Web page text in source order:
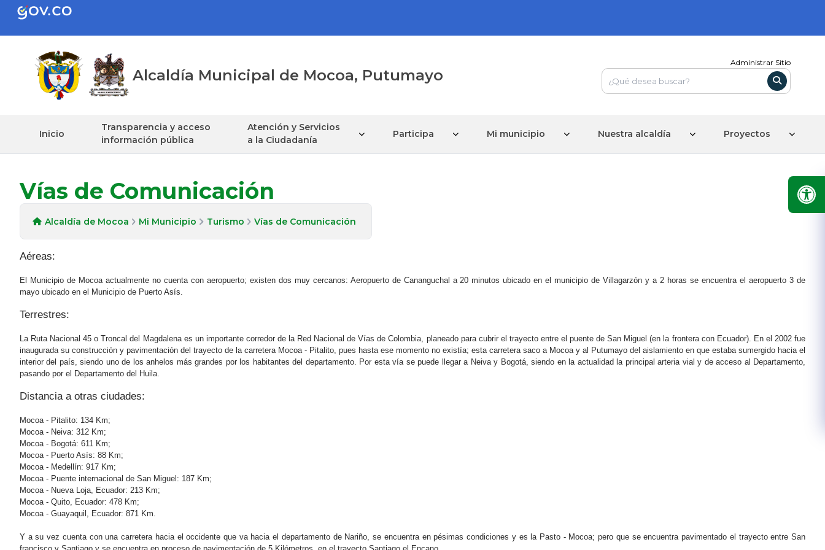
Alcaldía Municipal de Mocoa, Putumayo
Administrar Sitio
Inicio
Transparencia y acceso
información pública
Atención y Servicios
a la Ciudadanía
Participa Mi municipio Nuestra alcaldía Proyectos
Vías de Comunicación
Alcaldía de Mocoa Mi Municipio Turismo Vías de Comunicación
Aéreas:
El Municipio de Mocoa actualmente no cuenta con aeropuerto; existen dos muy cercanos: Aeropuerto de Cananguchal a 20 minutos ubicado en el municipio de Villagarzón y a 2 horas se encuentra el aeropuerto 3 de
mayo ubicado en el Municipio de Puerto Asís.
Terrestres:
La Ruta Nacional 45 o Troncal del Magdalena es un importante corredor de la Red Nacional de Vías de Colombia, planeado para cubrir el trayecto entre el puente de San Miguel (en la frontera con Ecuador). En el 2002 fue
inaugurada su construcción y pavimentación del trayecto de la carretera Mocoa - Pitalito, pues hasta ese momento no existía; esta carretera saco a Mocoa y al Putumayo del aislamiento en que estaba sumergido hacia el
interior del país, siendo uno de los anhelos más grandes por los habitantes del departamento. Por esta vía se puede llegar a Neiva y Bogotá, siendo en la actualidad la principal arteria vial y de acceso al Departamento,
pasando por el Departamento del Huila.
Distancia a otras ciudades:
Mocoa - Pitalito: 134 Km;
Mocoa - Neiva: 312 Km;
Mocoa - Bogotá: 611 Km;
Mocoa - Puerto Asís: 88 Km;
Mocoa - Medellín: 917 Km;
Mocoa - Puente internacional de San Miguel: 187 Km;
Mocoa - Nueva Loja, Ecuador: 213 Km;
Mocoa - Quito, Ecuador: 478 Km;
Mocoa - Guayaquil, Ecuador: 871 Km.
Y a su vez cuenta con una carretera hacia el occidente que va hacia el departamento de Nariño, se encuentra en pésimas condiciones y es la Pasto - Mocoa; pero que se encuentra pavimentado el trayecto entre San